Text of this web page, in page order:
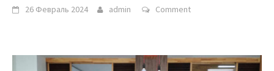
26 Февраль 2024 admin Comment